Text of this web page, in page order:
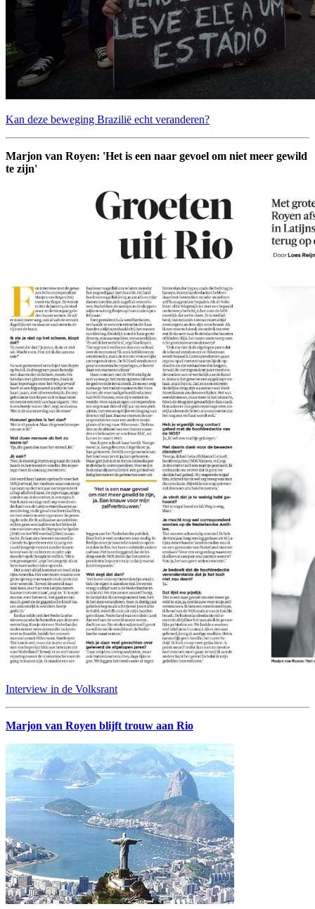
Kan deze beweging Brazilië echt veranderen?
Marjon van Royen: 'Het is een naar gevoel om niet meer gewild
te zijn'
Interview in de Volksrant
Marjon van Royen blijft trouw aan Rio